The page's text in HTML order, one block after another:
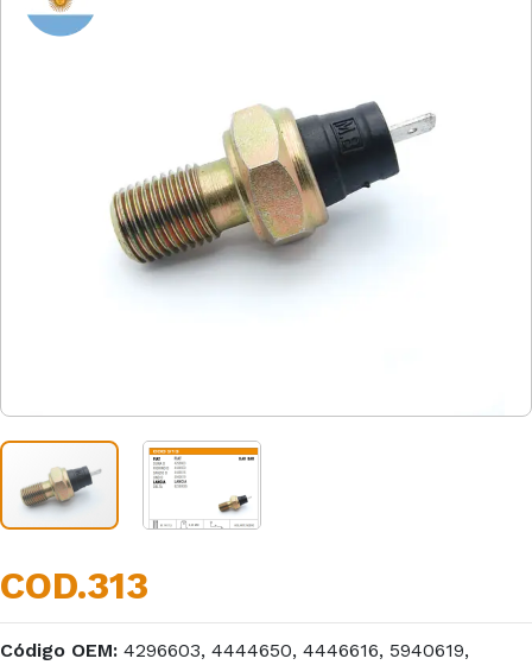
COD.313
Código OEM: 4296603, 4444650, 4446616, 5940619,